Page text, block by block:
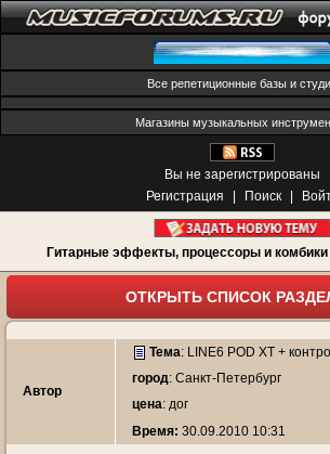
Все репетиционные базы и
Магазины музыкальных
Вы не зарегистрированы
Регистрация
Поиск
Гитарные эффекты, процессоры и
ОТКРЫТЬ СПИСОК
Автор
Тема: LINE6 POD XT +
город: Санкт-Петербург
цена: дог
Время: 30.09.2010 10:31